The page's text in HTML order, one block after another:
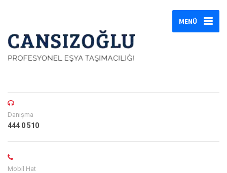
MENÜ
Danışma
444 0 510
Mobil Hat